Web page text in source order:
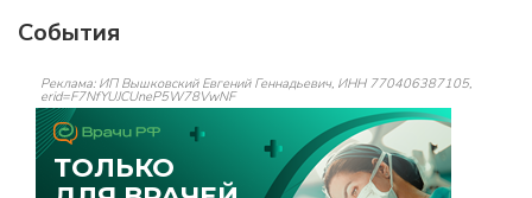
События
Реклама: ИП Вышковский Евгений Геннадьевич, ИНН 770406387105,
erid=F7NfYUJCUneP5W78VwNF